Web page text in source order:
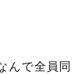
んで全員同